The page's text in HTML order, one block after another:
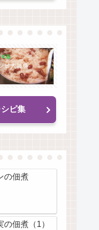
ピ集
の佃煮
の佃煮（1）